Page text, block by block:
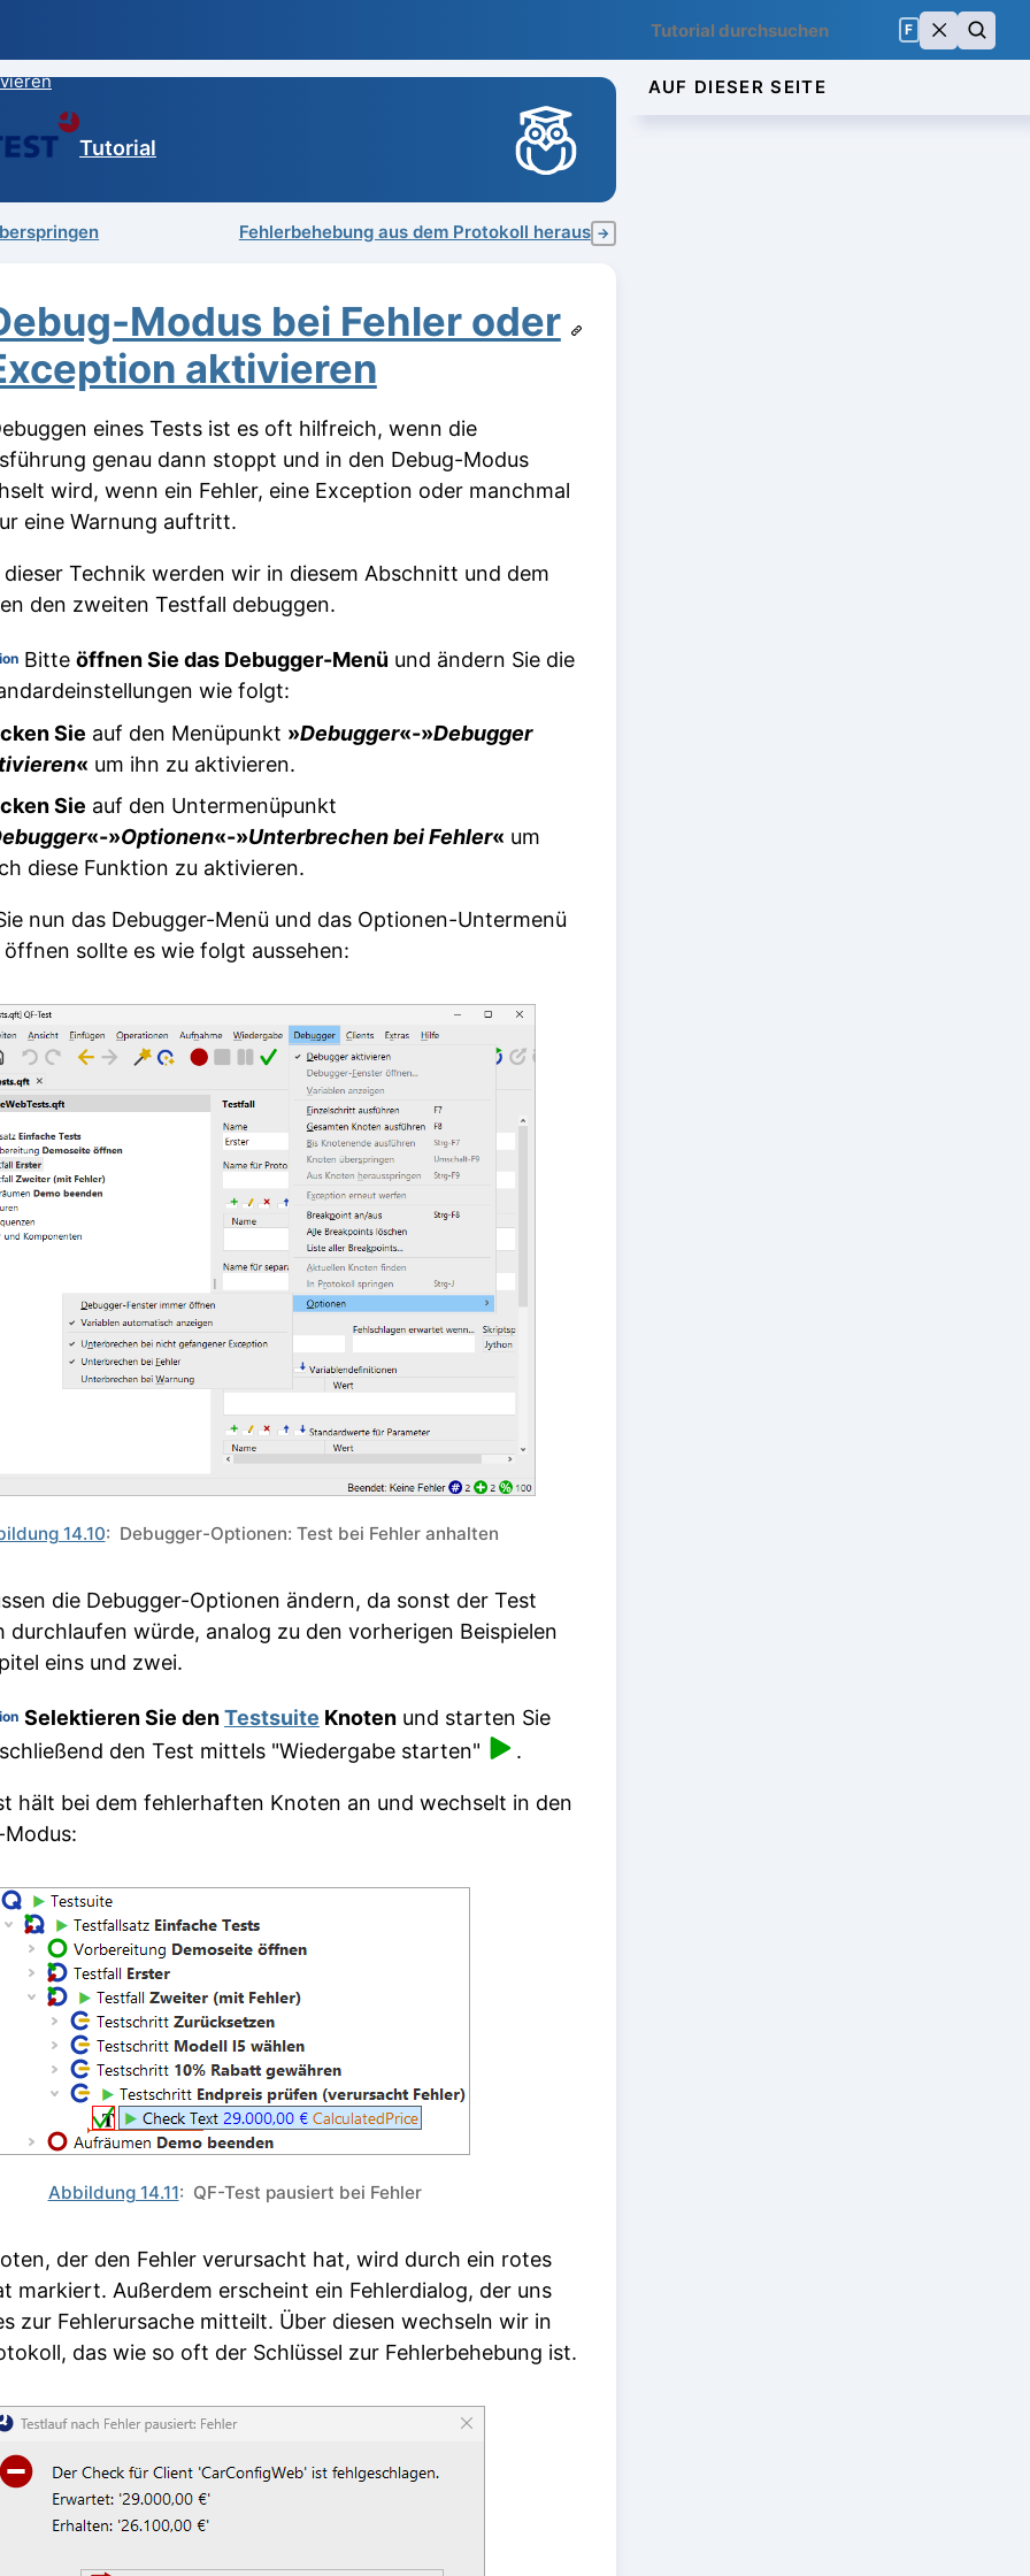
F
Tutorial
AUF DIESER SEITE
Fehlerbehebung aus dem Protokoll heraus →
Modus bei Fehler oder
aktivieren
eines Tests ist es oft hilfreich, wenn die
genau dann stoppt und in den Debug-Modus
wird, wenn ein Fehler, eine Exception oder manchmal
eine Warnung auftritt.
Technik werden wir in diesem Abschnitt und dem
den zweiten Testfall debuggen.
Bitte öffnen Sie das Debugger-Menü und ändern Sie die
wie folgt:
Sie auf den Menüpunkt »Debugger«-»Debugger
« um ihn zu aktivieren.
Sie auf den Untermenüpunkt
«-»Optionen«-»Unterbrechen bei Fehler« um
diese Funktion zu aktivieren.
nun das Debugger-Menü und das Optionen-Untermenü
sollte es wie folgt aussehen:
14.10: Debugger-Optionen: Test bei Fehler anhalten
die Debugger-Optionen ändern, da sonst der Test
durchlaufen würde, analog zu den vorherigen Beispielen
eins und zwei.
Selektieren Sie denTestsuite Knoten und starten Sie
den Test mittels "Wiedergabe starten"
.
hält bei dem fehlerhaften Knoten an und wechselt in den
Abbildung 14.11: QF-Test pausiert bei Fehler
der den Fehler verursacht hat, wird durch ein rotes
markiert. Außerdem erscheint ein Fehlerdialog, der uns
zur Fehlerursache mitteilt. Über diesen wechseln wir in
das wie so oft der Schlüssel zur Fehlerbehebung ist.